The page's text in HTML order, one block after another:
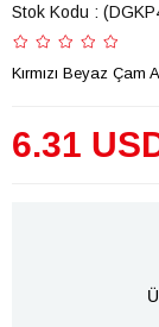
Stok Kodu
Kırmızı Beyaz Çam
6.31